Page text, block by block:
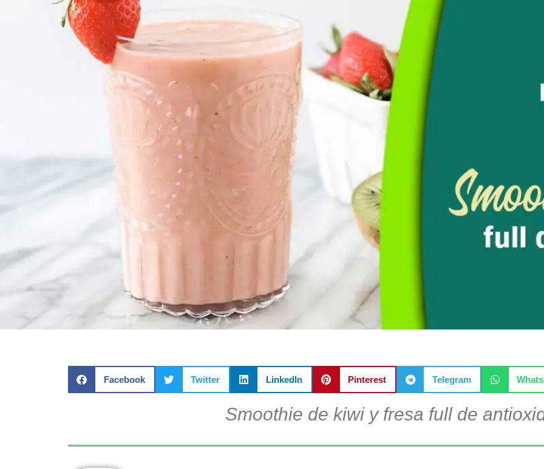
Facebook Twitter LinkedIn Pinterest Telegram
Smoothie de kiwi y fresa full de